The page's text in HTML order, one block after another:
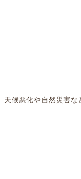
天候悪化や自然災害な